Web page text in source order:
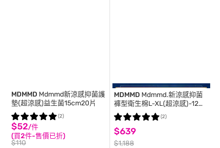
MDMMD Mdmmd新涼感抑菌護
墊(超涼感)益生菌15cm20片
$52/件
(買2件-售價已折)
$110
(2)
MDMMD Mdmmd.新涼感抑菌
褲型衛生棉L-XL(超涼感)-12
包/箱-箱購
$639
$1,188
(2)